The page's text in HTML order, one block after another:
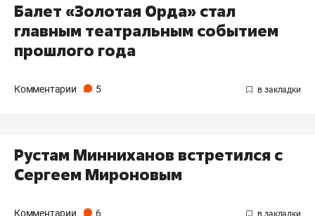
Балет «Золотая Орда» стал
главным театральным событием
прошлого года
Комментарии 5
Рустам Минниханов встретился с
Сергеем Мироновым
Комментарии 6